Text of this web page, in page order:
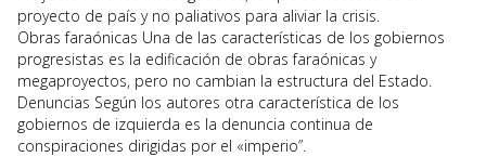
proyecto de país y no paliativos para aliviar la crisis.
Obras faraónicas Una de las características de los gobiernos
progresistas es la edificación de obras faraónicas y
megaproyectos, pero no cambian la estructura del Estado.
Denuncias Según los autores otra característica de los
gobiernos de izquierda es la denuncia continua de
conspiraciones dirigidas por el «imperio”.